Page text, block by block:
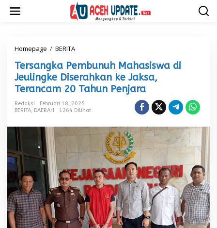
Homepage / BERITA
r
s
a
n
g
k
P
e
b
u
n
u
h
M
a
h
a
Tersangka Pembunuh Mahasiswa di
Jeulingke Diserahkan ke Jaksa,
Terancam 20 Tahun Penjara
Redaksi
Februari 18, 2025
BERITA, DAERAH 1264 Dilihat